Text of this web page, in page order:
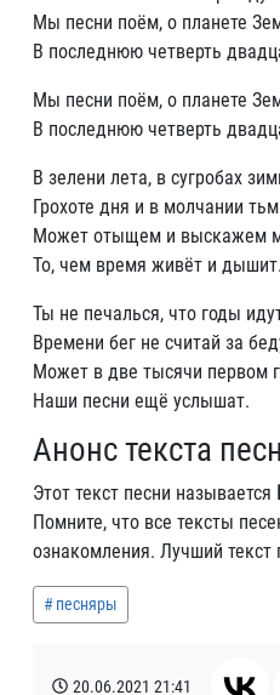
Мы песни поём, о планете
В последнюю четверть
Мы песни поём, о планете
В последнюю четверть
В зелени лета, в сугробах
Грохоте дня и в молчании
Может отыщем и выскажем
То, чем время живёт и дышит.
Ты не печалься, что годы
Времени бег не считай за
Может в две тысячи первом
Наши песни ещё услышат.
Анонс текста
Этот текст песни называется
Помните, что все тексты
ознакомления. Лучший текст
песняры
20.06.2021 21:41